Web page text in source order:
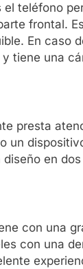
el teléfono
frontal.
En caso
tiene una
presta
un
en
con una
con una